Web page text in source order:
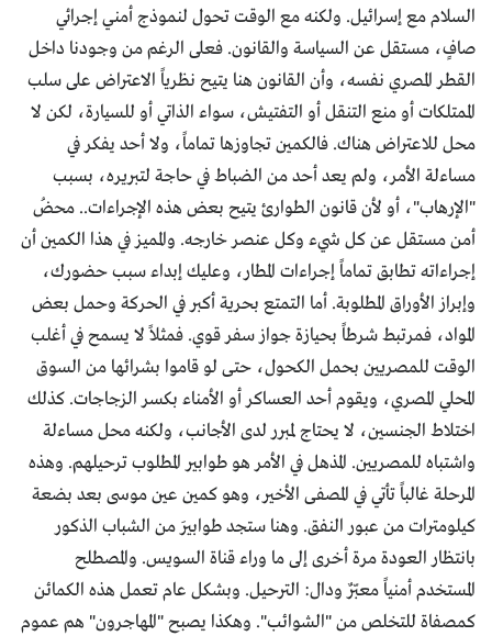
السلام مع إسرائيل. ولكنه مع الوقت تحول لنموذج أمني إجرائي
صافٍ، مستقل عن السياسة والقانون. فعلى الرغم من وجودنا داخل
القطر المصري نفسه، وأن القانون هنا يتيح نظرياً الاعتراض على سلب
الممتلكات أو منع التنقل أو التفتيش، سواء الذاتي أو للسيارة، لكن لا
محل للاعتراض هناك. فالكمين تجاوزها تماماً، ولا أحد يفكر في
مساءلة الأمر، ولم يعد أحد من الضباط في حاجة لتبريره، بسبب
"الإرهاب"، أو لأن قانون الطوارئ يتيح بعض هذه الإجراءات.. محضُ
أمن مستقل عن كل شيء وكل عنصر خارجه. والمميز في هذا الكمين أن
إجراءاته تطابق تماماً إجراءات المطار، وعليك إبداء سبب حضورك،
وإبراز الأوراق المطلوبة. أما التمتع بحرية أكبر في الحركة وحمل بعض
المواد، فمرتبط شرطاً بحيازة جواز سفر قوي. فمثلاً لا يسمح في أغلب
الوقت للمصريين بحمل الكحول، حتى لو قاموا بشرائها من السوق
المحلي المصري، ويقوم أحد العساكر أو الأمناء بكسر الزجاجات. كذلك
اختلاط الجنسين، لا يحتاج لمبرر لدى الأجانب، ولكنه محل مساءلة
واشتباه للمصريين. المذهل في الأمر هو طوابير المطلوب ترحيلهم. وهذه
المرحلة غالباً تأتي في المصفى الأخير، وهو كمين عين موسى بعد بضعة
كيلومترات من عبور النفق. وهنا ستجد طوابيرَ من الشباب الذكور
بانتظار العودة مرة أخرى إلى ما وراء قناة السويس. والمصطلح
المستخدم أمنياً معبّرٌ ودال: الترحيل. وبشكل عام تعمل هذه الكمائن
كمصفاة للتخلص من "الشوائب". وهكذا يصبح "المهاجرون" هم عموم